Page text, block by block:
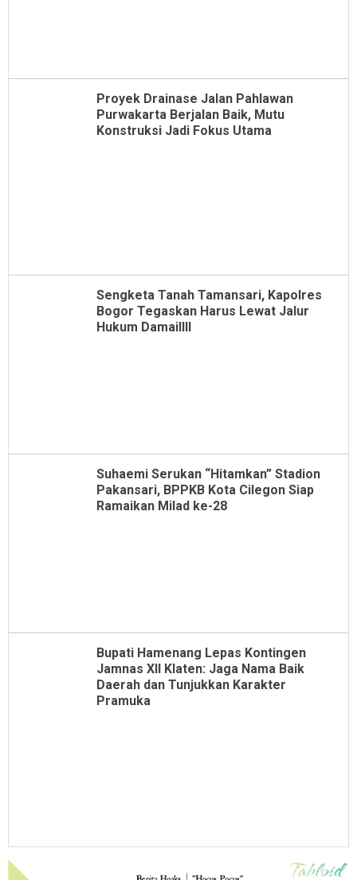
Proyek Drainase Jalan Pahlawan
Purwakarta Berjalan Baik, Mutu
Konstruksi Jadi Fokus Utama
Sengketa Tanah Tamansari, Kapolres
Bogor Tegaskan Harus Lewat Jalur
Hukum Damaillll
Suhaemi Serukan “Hitamkan” Stadion
Pakansari, BPPKB Kota Cilegon Siap
Ramaikan Milad ke-28
Bupati Hamenang Lepas Kontingen
Jamnas XII Klaten: Jaga Nama Baik
Daerah dan Tunjukkan Karakter
Pramuka